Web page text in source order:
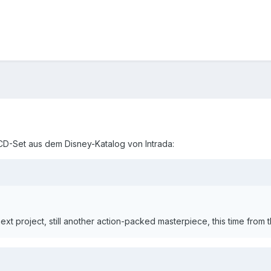
Set aus dem Disney-Katalog von Intrada:
project, still another action-packed masterpiece, this time from